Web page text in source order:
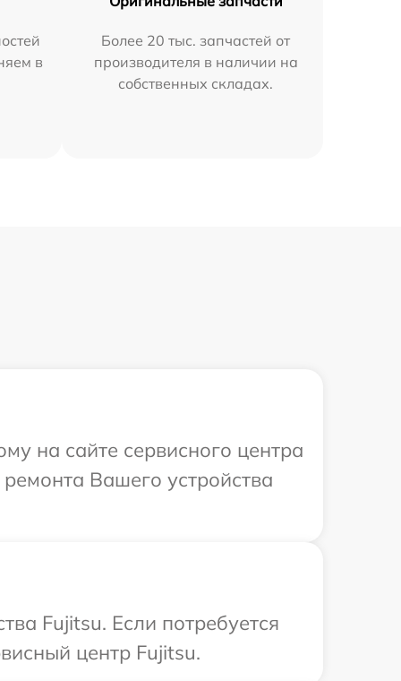
в
Более 20 тыс. запчастей от
производителя в наличии на
собственных складах.
на сайте сервисного центра
Вашего устройства
Fujitsu. Если потребуется
центр Fujitsu.